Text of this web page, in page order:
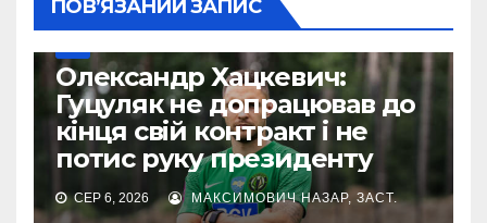
ПОВ’ЯЗАНИЙ ЗАПИС
Олександр Хацкевич:
Гуцуляк не допрацював до
кінця свій контракт і не
потис руку президенту
СЕР 6, 2026 МАКСИМОВИЧ НАЗАР, ЗАСТ.